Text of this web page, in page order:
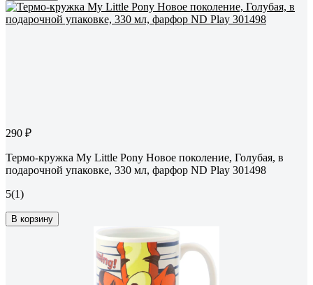
290 ₽
Термо-кружка My Little Pony Новое поколение, Голубая, в
подарочной упаковке, 330 мл, фарфор ND Play 301498
5(1)
В корзину